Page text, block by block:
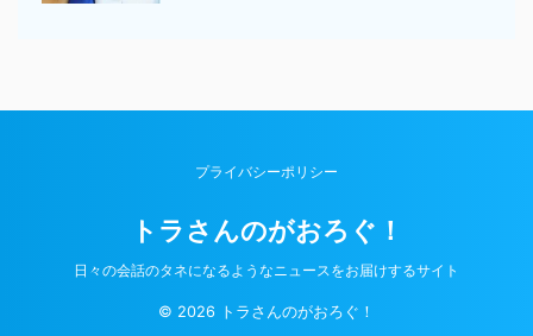
プライバシーポリシー
トラさんのがおろぐ！
日々の会話のタネになるようなニュースをお届けするサイト
© 2026 トラさんのがおろぐ！